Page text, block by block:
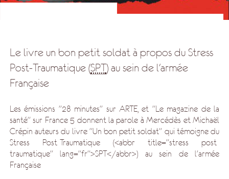
Le livre un bon petit soldat à propos du Stress
Post-Traumatique (SPT) au sein de l'armée
Française
Les émissions "28 minutes" sur ARTE, et "Le magazine de la
santé" sur France 5 donnent la parole à Mercédès et Michaël
Crépin auteurs du livre "Un bon petit soldat" qui témoigne du
Stress Post-Traumatique (<abbr title="stress post-
traumatique" lang="fr">SPT</abbr>) au sein de l'armée
Française